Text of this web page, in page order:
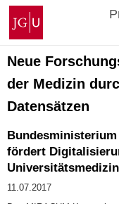
Zum
Inhalt
springen
Johannes
Gutenberg-
Universität
Mainz
Neue
der Medizin
Datensätzen
fördert
11.07.2017